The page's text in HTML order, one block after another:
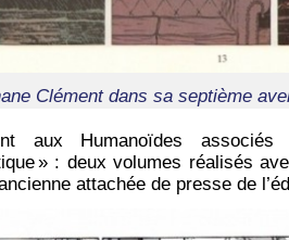
Clément dans sa septième
aux Humanoïdes
» : deux volumes réalisés
attachée de presse de